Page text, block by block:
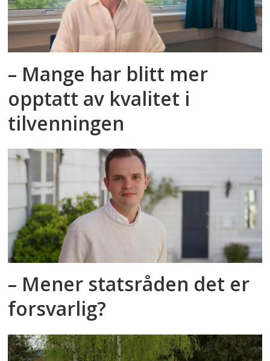
– Mange har blitt mer
opptatt av kvalitet i
tilvenningen
– Mener statsråden det er
forsvarlig?